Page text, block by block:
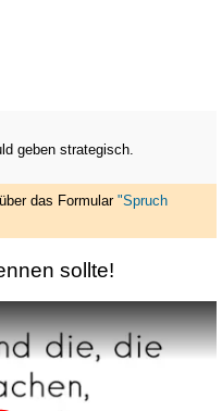
geben strategisch.
das Formular "Spruch
sollte!